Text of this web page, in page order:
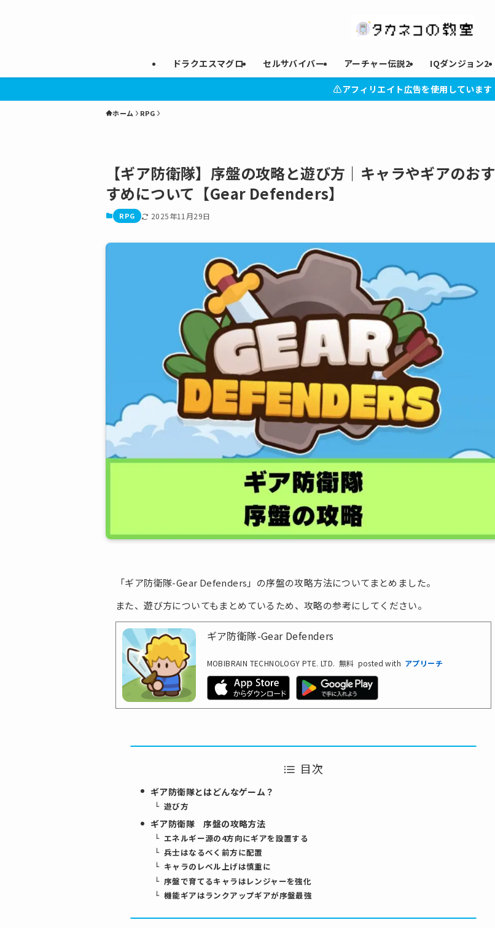
ドラクエスマグロ セルサバイバー アーチャー伝説2 IQダンジョン2
⚠︎アフィリエイト広告を使用しています
ホーム RPG
【ギア防衛隊】序盤の攻略と遊び方｜キャラやギアのおす
すめについて【Gear Defenders】
RPG 2025年11月29日
「ギア防衛隊-Gear Defenders」の序盤の攻略方法についてまとめました。
また、遊び方についてもまとめているため、攻略の参考にしてください。
ギア防衛隊-Gear Defenders
MOBIBRAIN TECHNOLOGY PTE. LTD. 無料 posted with アプリーチ
目次
ギア防衛隊とはどんなゲーム？
遊び方
ギア防衛隊 序盤の攻略方法
エネルギー源の4方向にギアを設置する
兵士はなるべく前方に配置
キャラのレベル上げは慎重に
序盤で育てるキャラはレンジャーを強化
機能ギアはランクアップギアが序盤最強